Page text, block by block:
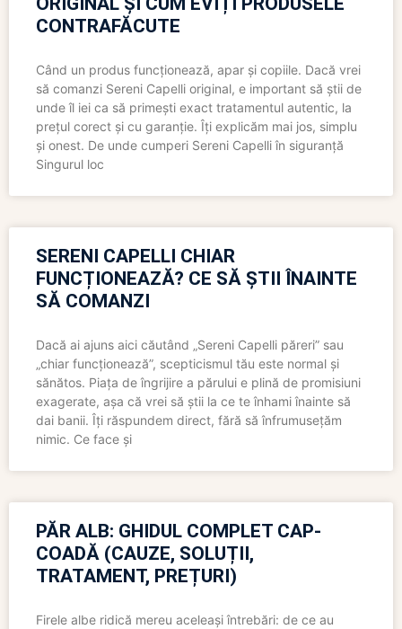
CONTRAFĂCUTE
Când un produs funcționează, apar și copiile. Dacă vrei
să comanzi Sereni Capelli original, e important să știi de
unde îl iei ca să primești exact tratamentul autentic, la
prețul corect și cu garanție. Îți explicăm mai jos, simplu
și onest. De unde cumperi Sereni Capelli în siguranță
Singurul loc
SERENI CAPELLI CHIAR
FUNCȚIONEAZĂ? CE SĂ ȘTII ÎNAINTE
SĂ COMANZI
Dacă ai ajuns aici căutând „Sereni Capelli păreri” sau
„chiar funcționează”, scepticismul tău este normal și
sănătos. Piața de îngrijire a părului e plină de promisiuni
exagerate, așa că vrei să știi la ce te înhami înainte să
dai banii. Îți răspundem direct, fără să înfrumusețăm
nimic. Ce face și
PĂR ALB: GHIDUL COMPLET CAP-
COADĂ (CAUZE, SOLUȚII,
TRATAMENT, PREȚURI)
Firele albe ridică mereu aceleași întrebări: de ce au